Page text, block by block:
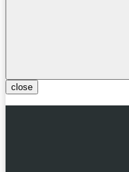
close